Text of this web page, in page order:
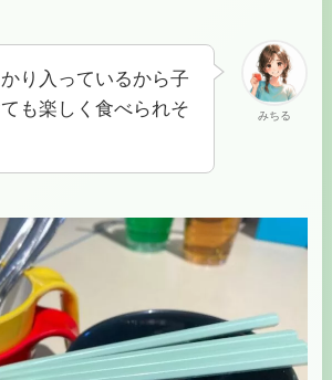
みちる
り入っているから子
も楽しく食べられそ